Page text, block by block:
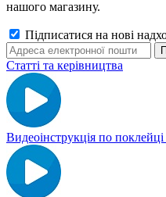
нашого магазину.
Підписатися на нові
Статті та керівництва
Видеоінструкція по